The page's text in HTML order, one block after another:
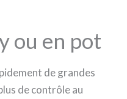
ou en pot
de grandes
de contrôle au